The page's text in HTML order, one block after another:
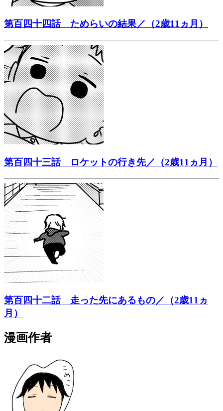
第百四十四話 ためらいの結果／（2歳11ヵ月）
第百四十三話 ロケットの行き先／（2歳11ヵ月）
第百四十二話 走った先にあるもの／（2歳11ヵ
月）
漫画作者